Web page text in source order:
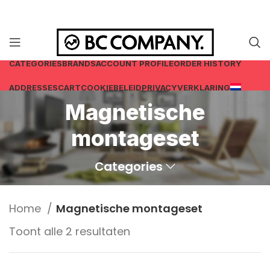
CATEGORIESBRANDSACCOUNT PROFILEORDER HISTORY
ADDRESSESCARTCOOKIEBELEIDPRIVACYVERKLARING
Magnetische
montageset
Categories
Home
Magnetische montageset
Toont alle 2 resultaten